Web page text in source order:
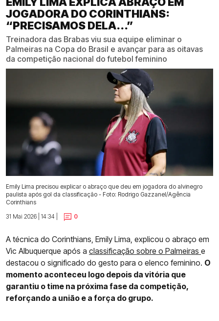
JOGADORA DO CORINTHIANS:
“PRECISAMOS DELA...”
Treinadora das Brabas viu sua equipe eliminar o
Palmeiras na Copa do Brasil e avançar para as oitavas
da competição nacional do futebol feminino
Emily Lima precisou explicar o abraço que deu em jogadora do alvinegro
paulista após gol da classificação - Foto: Rodrigo Gazzanel/Agência
Corinthians
31 Mai 2026 | 14:34 |
0
A técnica do Corinthians, Emily Lima, explicou o abraço em
Vic Albuquerque após a classificação sobre o Palmeiras e
destacou o significado do gesto para o elenco feminino. O
momento aconteceu logo depois da vitória que
garantiu o time na próxima fase da competição,
reforçando a união e a força do grupo.